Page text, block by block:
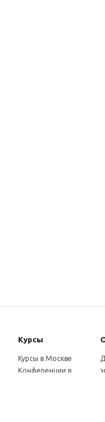
Курсы
Курсы в Москве
Конференции в